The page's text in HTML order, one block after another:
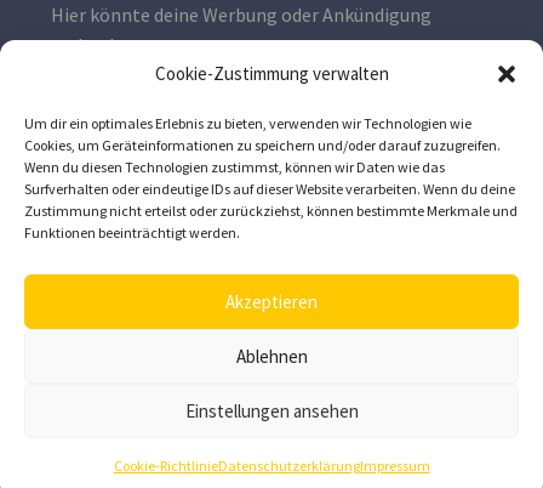
Cookie-Zustimmung verwalten
Um dir ein optimales Erlebnis zu bieten, verwenden wir Technologien wie
Cookies, um Geräteinformationen zu speichern und/oder darauf zuzugreifen.
Wenn du diesen Technologien zustimmst, können wir Daten wie das
Surfverhalten oder eindeutige IDs auf dieser Website verarbeiten. Wenn du deine
Zustimmung nicht erteilst oder zurückziehst, können bestimmte Merkmale und
Funktionen beeinträchtigt werden.
Akzeptieren
Ablehnen
Einstellungen ansehen
Cookie-RichtlinieDatenschutzerklärungImpressum
Hier könnte deine Werbung oder Ankündigung
stehen!